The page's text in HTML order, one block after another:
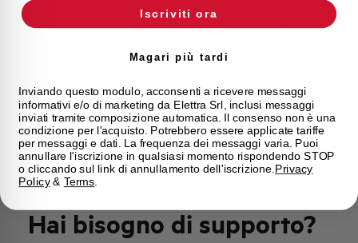
Montaggio qualsiasi
Marca AEG
Hai bisogno di supporto?
Iscriviti ora
Magari più tardi
Inviando questo modulo, acconsenti a ricevere messaggi
informativi e/o di marketing da Elettra Srl, inclusi messaggi
inviati tramite composizione automatica. Il consenso non è una
condizione per l'acquisto. Potrebbero essere applicate tariffe
per messaggi e dati. La frequenza dei messaggi varia. Puoi
annullare l'iscrizione in qualsiasi momento rispondendo STOP
o cliccando sul link di annullamento dell'iscrizione. Privacy
Policy& Terms